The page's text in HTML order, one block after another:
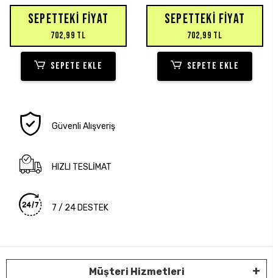
SEPETTEKI FIYAT
702,99 TL
SEPETE EKLE
SEPETTEKI FIYAT
702,99 TL
SEPETE EKLE
Güvenli Alışveriş
HIZLI TESLİMAT
7 / 24 DESTEK
Müşteri Hizmetleri